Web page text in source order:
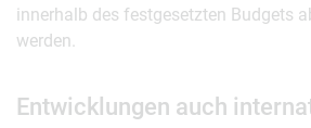
innerhalb des festgesetzten Budgets
werden.
Entwicklungen auch